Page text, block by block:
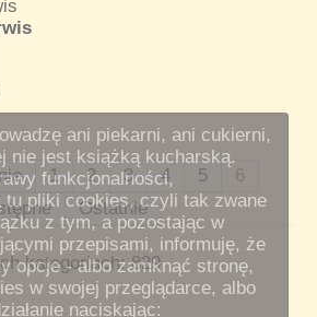
ani piekarni, ani cukierni,
nie jest książką kucharską.
funkcjonalności,
pliki cookies, czyli tak zwane
z tym, a pozostając w
przepisami, informuję, że
opcje - albo zamknąć stronę,
w swojej przeglądarce, albo
naciskając:
ani piekarni, ani cukierni,
nie jest książką kucharską.
funkcjonalności,
pliki cookies, czyli tak zwane
z tym, a pozostając w
przepisami, informuję, że
opcje - albo zamknąć stronę,
w swojej przeglądarce, albo
naciskając:
1 2 3 4 5
6
Ostatnie
kategoriach: 829